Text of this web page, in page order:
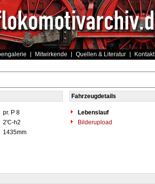
Mitwirkende Quellen & Literatur Kontakt
Fahrzeugdetails
pr. P 8
Lebenslauf
2'C-h2
Bilderupload
1435mm